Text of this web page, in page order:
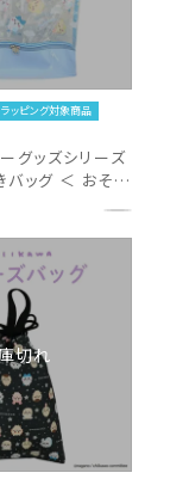
ラッピング対象商品
グッズシリーズ
バッグ ＜ おそら
切れ